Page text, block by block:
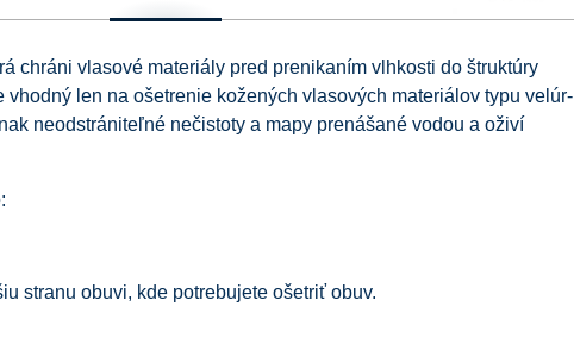
chráni vlasové materiály pred prenikaním vlhkosti do štruktúry
len na ošetrenie kožených vlasových materiálov typu velúr-
neodstrániteľné nečistoty a mapy prenášané vodou a oživí
stranu obuvi, kde potrebujete ošetriť obuv.